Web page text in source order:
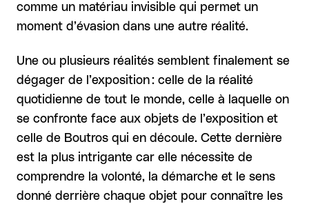
comme un matériau invisible qui permet un
moment d’évasion dans une autre réalité.
Une ou plusieurs réalités semblent finalement se
dégager de l’exposition : celle de la réalité
quotidienne de tout le monde, celle à laquelle on
se confronte face aux objets de l’exposition et
celle de Boutros qui en découle. Cette dernière
est la plus intrigante car elle nécessite de
comprendre la volonté, la démarche et le sens
donné derrière chaque objet pour connaître les